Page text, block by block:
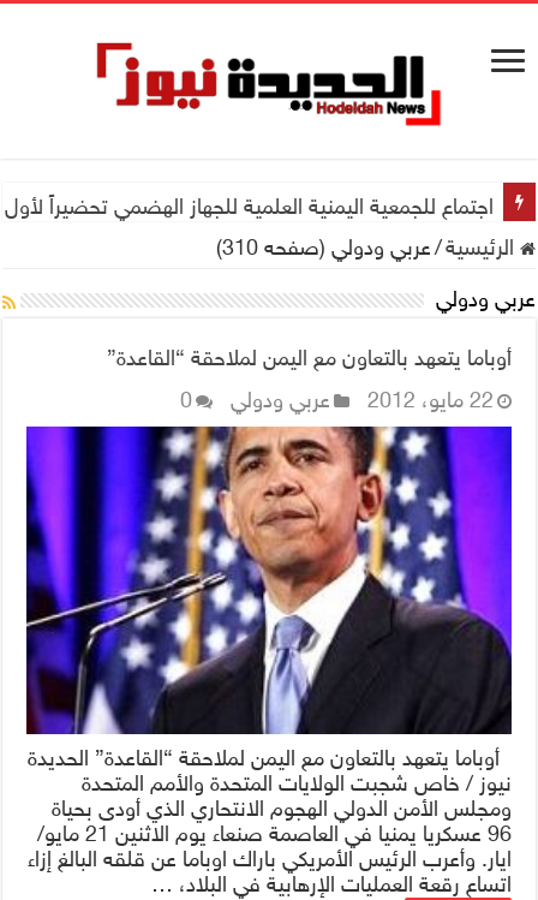
اجتماع للجمعية اليمنية العلمية للجهاز الهضمي تحضيراً
الرئيسية/عربي ودولي (صفحه 310)
عربي ودولي
أوباما يتعهد بالتعاون مع اليمن لملاحقة “القاعدة”
22 مايو، 2012
عربي ودولي 0
أوباما يتعهد بالتعاون مع اليمن لملاحقة “القاعدة” الحديدة
نيوز / خاص شجبت الولايات المتحدة والأمم المتحدة
ومجلس الأمن الدولي الهجوم الانتحاري الذي أودى بحياة
96 عسكريا يمنيا في العاصمة صنعاء يوم الاثنين 21 مايو/
ايار. وأعرب الرئيس الأمريكي باراك اوباما عن قلقه البالغ إزاء
اتساع رقعة العمليات الإرهابية في البلاد، …